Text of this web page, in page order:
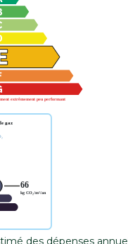
des dépenses